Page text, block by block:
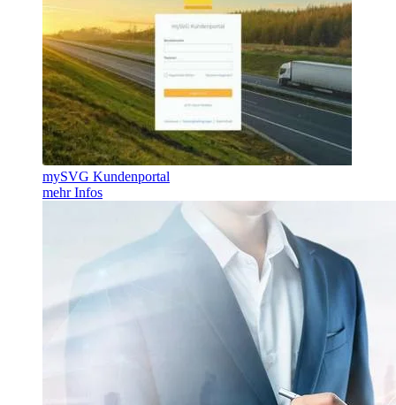
mySVG Kundenportal
mehr Infos